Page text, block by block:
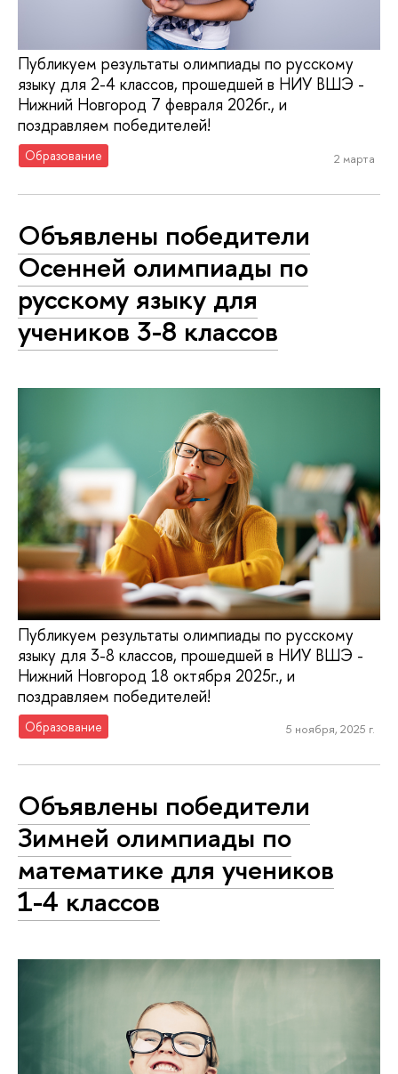
Публикуем результаты олимпиады по русскому
языку для 2-4 классов, прошедшей в НИУ ВШЭ -
Нижний Новгород 7 февраля 2026г., и
поздравляем победителей!
Образование 2 марта
Объявлены победители
Осенней олимпиады по
русскому языку для
учеников 3-8 классов
Публикуем результаты олимпиады по русскому
языку для 3-8 классов, прошедшей в НИУ ВШЭ -
Нижний Новгород 18 октября 2025г., и
поздравляем победителей!
Образование 5 ноября, 2025 г.
Объявлены победители
Зимней олимпиады по
математике для учеников
1-4 классов